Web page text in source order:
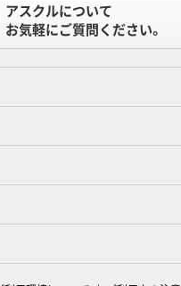
アスクルについて
お気軽にご質問ください。